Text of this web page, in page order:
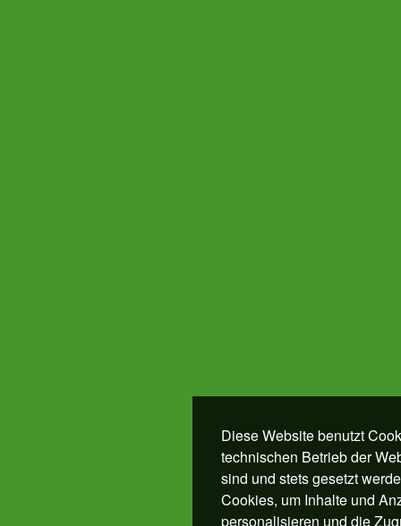
Diese Website benutzt
technischen Betrieb der
sind und stets gesetzt
Cookies, um Inhalte und
personalisieren und die